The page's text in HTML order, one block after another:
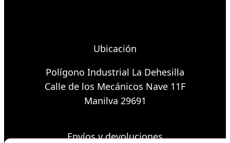
Ubicación
Polígono Industrial La Dehesilla
Calle de los Mecánicos Nave 11F
Manilva 29691
Envíos y devoluciones